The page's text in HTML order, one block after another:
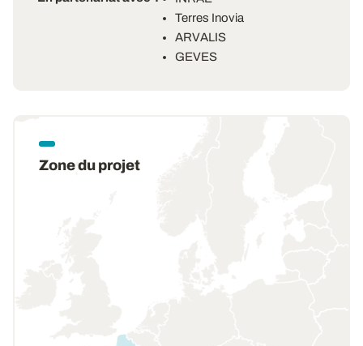
Terres Inovia
ARVALIS
GEVES
Zone du projet